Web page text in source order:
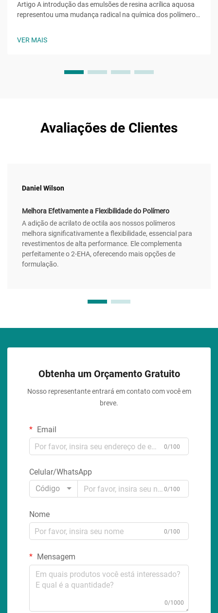
Artigo A introdução das emulsões de resina acrílica aquosa
representou uma mudança radical na química dos polímeros
VER MAIS
Avaliações de Clientes
Daniel Wilson
Melhora Efetivamente a Flexibilidade do Polímero
A adição de acrilato de octila aos nossos polímeros
melhora significativamente a flexibilidade, essencial para
revestimentos de alta performance. Ele complementa
perfeitamente o 2-EHA, oferecendo mais opções de
formulação.
Obtenha um Orçamento Gratuito
Nosso representante entrará em contato com você em
breve.
Email
0/100
Celular/WhatsApp
Código
0/100
Nome
0/100
Mensagem
0/1000